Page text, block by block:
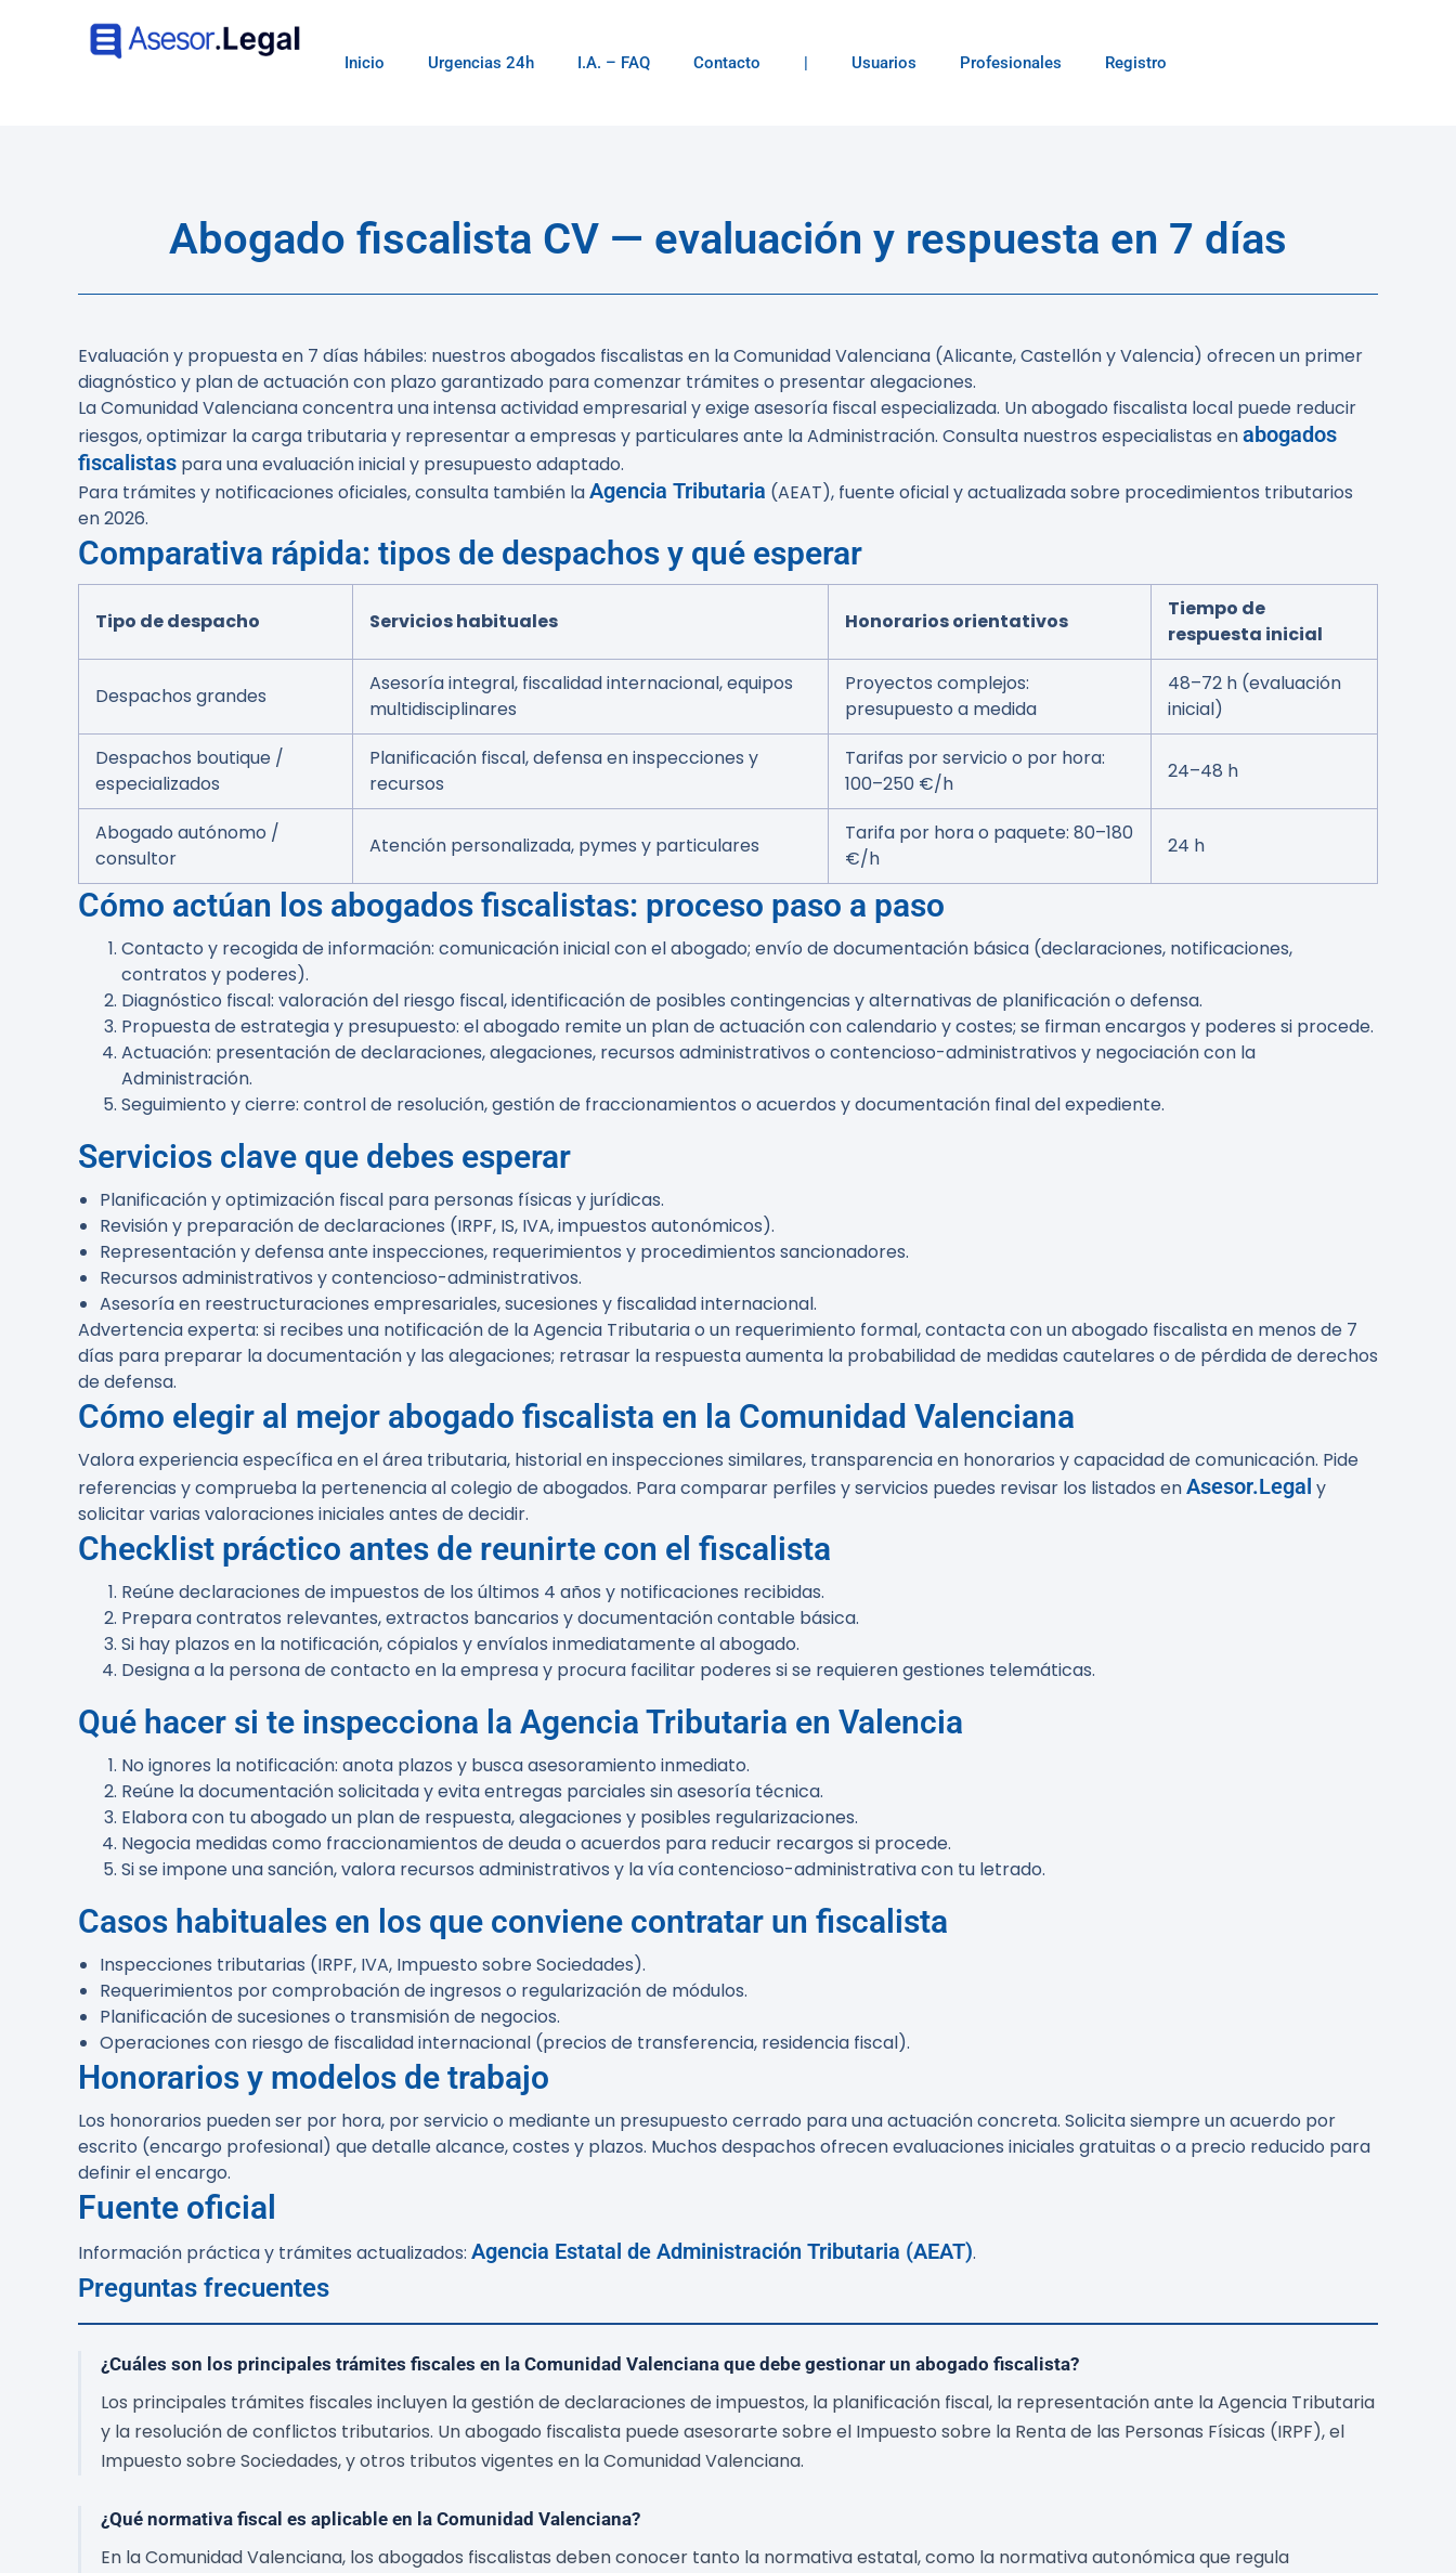
Inicio Urgencias 24h I.A. – FAQ Contacto | Usuarios Profesionales Registro
Abogado fiscalista CV — evaluación y respuesta en 7 días
Evaluación y propuesta en 7 días hábiles: nuestros abogados fiscalistas en la Comunidad Valenciana (Alicante, Castellón y Valencia) ofrecen un primer
diagnóstico y plan de actuación con plazo garantizado para comenzar trámites o presentar alegaciones.
La Comunidad Valenciana concentra una intensa actividad empresarial y exige asesoría fiscal especializada. Un abogado fiscalista local puede reducir
riesgos, optimizar la carga tributaria y representar a empresas y particulares ante la Administración. Consulta nuestros especialistas enabogados
fiscalistas para una evaluación inicial y presupuesto adaptado.
Para trámites y notificaciones oficiales, consulta también laAgencia Tributaria (AEAT), fuente oficial y actualizada sobre procedimientos tributarios
en 2026.
Comparativa rápida: tipos de despachos y qué esperar
Tipo de despacho Servicios habituales Honorarios orientativos
Tiempo de
respuesta inicial
Despachos grandes
Asesoría integral, fiscalidad internacional, equipos
multidisciplinares
Proyectos complejos:
presupuesto a medida
48–72 h (evaluación
inicial)
Despachos boutique /
especializados
Planificación fiscal, defensa en inspecciones y
recursos
Tarifas por servicio o por hora:
100–250 €/h
24–48 h
Abogado autónomo /
consultor
Atención personalizada, pymes y particulares
Tarifa por hora o paquete: 80–180
€/h
24 h
Cómo actúan los abogados fiscalistas: proceso paso a paso
Contacto y recogida de información: comunicación inicial con el abogado; envío de documentación básica (declaraciones, notificaciones,
contratos y poderes).
Diagnóstico fiscal: valoración del riesgo fiscal, identificación de posibles contingencias y alternativas de planificación o defensa.
Propuesta de estrategia y presupuesto: el abogado remite un plan de actuación con calendario y costes; se firman encargos y poderes si procede.
Actuación: presentación de declaraciones, alegaciones, recursos administrativos o contencioso-administrativos y negociación con la
Administración.
Seguimiento y cierre: control de resolución, gestión de fraccionamientos o acuerdos y documentación final del expediente.
Servicios clave que debes esperar
Planificación y optimización fiscal para personas físicas y jurídicas.
Revisión y preparación de declaraciones (IRPF, IS, IVA, impuestos autonómicos).
Representación y defensa ante inspecciones, requerimientos y procedimientos sancionadores.
Recursos administrativos y contencioso-administrativos.
Asesoría en reestructuraciones empresariales, sucesiones y fiscalidad internacional.
Advertencia experta: si recibes una notificación de la Agencia Tributaria o un requerimiento formal, contacta con un abogado fiscalista en menos de 7
días para preparar la documentación y las alegaciones; retrasar la respuesta aumenta la probabilidad de medidas cautelares o de pérdida de derechos
de defensa.
Cómo elegir al mejor abogado fiscalista en la Comunidad Valenciana
Valora experiencia específica en el área tributaria, historial en inspecciones similares, transparencia en honorarios y capacidad de comunicación. Pide
referencias y comprueba la pertenencia al colegio de abogados. Para comparar perfiles y servicios puedes revisar los listados enAsesor.Legal y
solicitar varias valoraciones iniciales antes de decidir.
Checklist práctico antes de reunirte con el fiscalista
Reúne declaraciones de impuestos de los últimos 4 años y notificaciones recibidas.
Prepara contratos relevantes, extractos bancarios y documentación contable básica.
Si hay plazos en la notificación, cópialos y envíalos inmediatamente al abogado.
Designa a la persona de contacto en la empresa y procura facilitar poderes si se requieren gestiones telemáticas.
Qué hacer si te inspecciona la Agencia Tributaria en Valencia
No ignores la notificación: anota plazos y busca asesoramiento inmediato.
Reúne la documentación solicitada y evita entregas parciales sin asesoría técnica.
Elabora con tu abogado un plan de respuesta, alegaciones y posibles regularizaciones.
Negocia medidas como fraccionamientos de deuda o acuerdos para reducir recargos si procede.
Si se impone una sanción, valora recursos administrativos y la vía contencioso-administrativa con tu letrado.
Casos habituales en los que conviene contratar un fiscalista
Inspecciones tributarias (IRPF, IVA, Impuesto sobre Sociedades).
Requerimientos por comprobación de ingresos o regularización de módulos.
Planificación de sucesiones o transmisión de negocios.
Operaciones con riesgo de fiscalidad internacional (precios de transferencia, residencia fiscal).
Honorarios y modelos de trabajo
Los honorarios pueden ser por hora, por servicio o mediante un presupuesto cerrado para una actuación concreta. Solicita siempre un acuerdo por
escrito (encargo profesional) que detalle alcance, costes y plazos. Muchos despachos ofrecen evaluaciones iniciales gratuitas o a precio reducido para
definir el encargo.
Fuente oficial
Información práctica y trámites actualizados: Agencia Estatal de Administración Tributaria (AEAT).
Preguntas frecuentes
¿Cuáles son los principales trámites fiscales en la Comunidad Valenciana que debe gestionar un abogado fiscalista?
Los principales trámites fiscales incluyen la gestión de declaraciones de impuestos, la planificación fiscal, la representación ante la Agencia Tributaria
y la resolución de conflictos tributarios. Un abogado fiscalista puede asesorarte sobre el Impuesto sobre la Renta de las Personas Físicas (IRPF), el
Impuesto sobre Sociedades, y otros tributos vigentes en la Comunidad Valenciana.
¿Qué normativa fiscal es aplicable en la Comunidad Valenciana?
En la Comunidad Valenciana, los abogados fiscalistas deben conocer tanto la normativa estatal, como la normativa autonómica que regula